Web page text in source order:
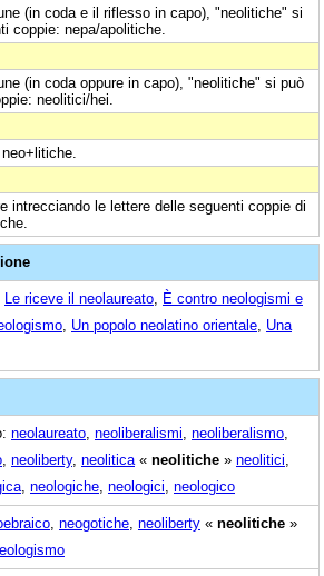
(in coda e il riflesso in capo), "neolitiche" si
coppie: nepa/apolitiche.
(in coda oppure in capo), "neolitiche" si può
neolitici/hei.
intrecciando le lettere delle seguenti coppie di
Le riceve il neolaureato È contro neologismi e
Un popolo neolatino orientale Una
neolaureato neoliberalismi neoliberalismo
neoliberty, neolitica « neolitiche » neolitici
neologiche neologici neologico
neogotiche neoliberty « neolitiche »